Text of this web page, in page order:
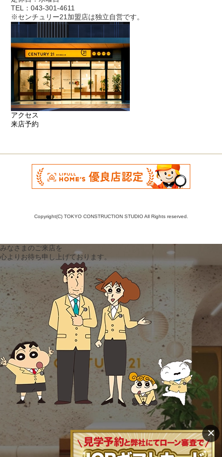
TEL：043-301-4611
※センチュリー21加盟店は独立自営です。
アクセス
来店予約
Copyright(C) TOKYO CONSTRUCTION STUDIO All Rights reserved.
みなさまのご来店を
心よりお待ち申し上げております。
×